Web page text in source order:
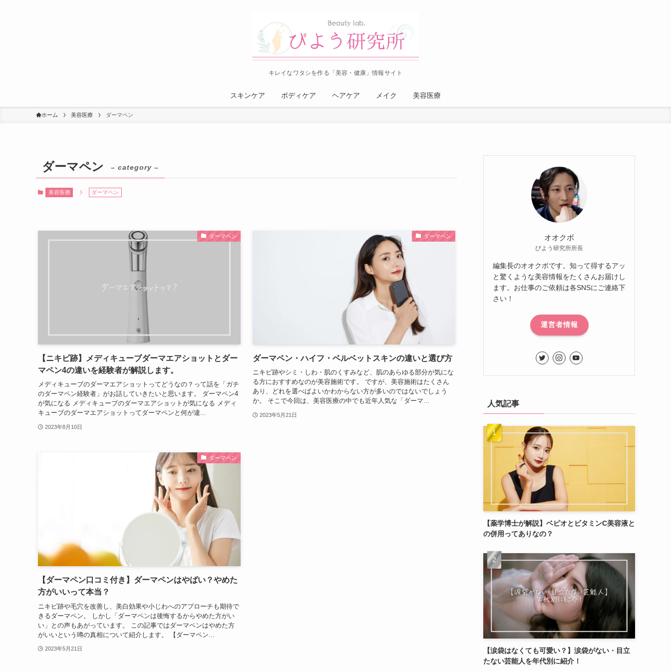
キレイなワタシを作る「美容・健康」情報サイト
スキンケア ボディケア ヘアケア メイク 美容医療
ホーム 美容医療 ダーマペン
ダーマペン – category –
美容医療 ダーマペン
ダーマペン
【ニキビ跡】メディキューブダーマエアショットとダー
マペン4の違いを経験者が解説します。
メディキューブのダーマエアショットってどうなの？って話を「ガチ
のダーマペン経験者」がお話していきたいと思います。 ダーマペン4
が気になる メディキューブのダーマエアショットが気になる メディ
キューブのダーマエアショットってダーマペンと何が違...
2023年8月10日
ダーマペン
ダーマペン・ハイフ・ベルベットスキンの違いと選び方
ニキビ跡やシミ・しわ・肌のくすみなど、肌のあらゆる部分が気にな
る方におすすめなのが美容施術です。 ですが、美容施術はたくさん
あり、どれを選べばよいかわからない方が多いのではないでしょう
か。 そこで今回は、美容医療の中でも近年人気な「ダーマ...
2023年5月21日
ダーマペン
【ダーマペン口コミ付き】ダーマペンはやばい？やめた
方がいいって本当？
ニキビ跡や毛穴を改善し、美白効果や小じわへのアプローチも期待で
きるダーマペン。 しかし「ダーマペンは後悔するからやめた方がい
い」との声もあがっています。 この記事ではダーマペンはやめた方
がいいという噂の真相について紹介します。 【ダーマペン...
2023年5月21日
オオクボ
びよう研究所所長
編集長のオオクボです。知って得するアッ
と驚くような美容情報をたくさんお届けし
ます。お仕事のご依頼は各SNSにご連絡下
さい！
運営者情報
人気記事
【薬学博士が解説】ベピオとビタミンC美容液と
の併用ってありなの？
【涙袋はなくても可愛い？】涙袋がない・目立
たない芸能人を年代別に紹介！